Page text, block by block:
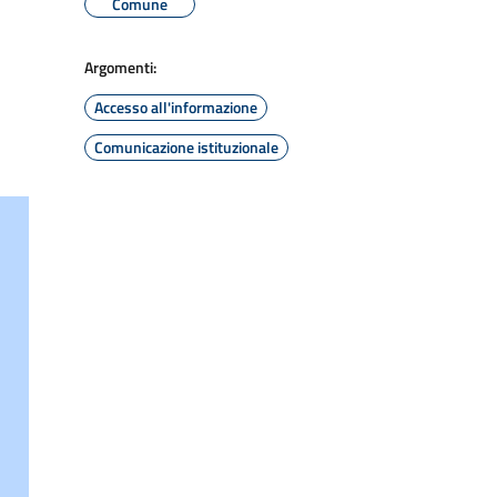
Argomenti:
Accesso all'informazione
Comunicazione istituzionale